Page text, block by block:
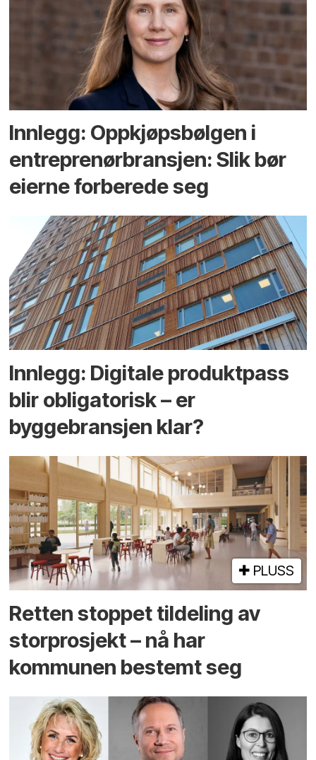
Innlegg: Oppkjøps­bølgen i
entreprenør­bransjen: Slik bør
eierne forberede seg
Innlegg: Digitale produktpass
blir obligatorisk – er
byggebransjen klar?
PLUSS
Retten stoppet tildeling av
storprosjekt – nå har
kommunen bestemt seg